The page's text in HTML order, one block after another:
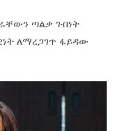
ጣልቃ ገብነት
ለማረጋገጥ ፋይዳው